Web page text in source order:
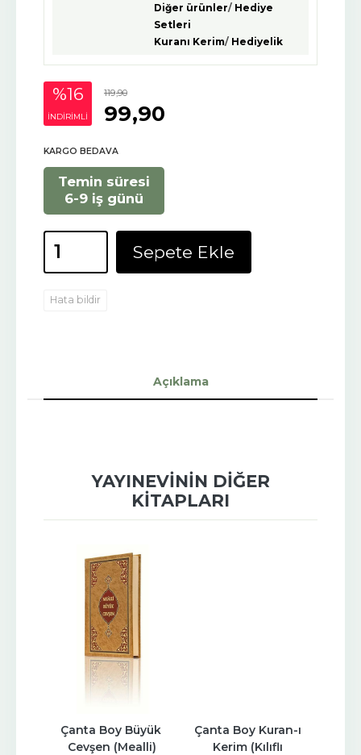
Diğer ürünler/ Hediye
Setleri
Kuranı Kerim/ Hediyelik
%16
INDIRIMLI
119,90
99,90
KARGO BEDAVA
Temin süresi
6-9 iş günü
Sepete Ekle
Hata bildir
Açıklama
YAYINEVININ DIĞER
KITAPLARI
Çanta Boy Büyük
Cevşen (Mealli)
Çanta Boy Kuran-ı
Kerim (Kılıflı